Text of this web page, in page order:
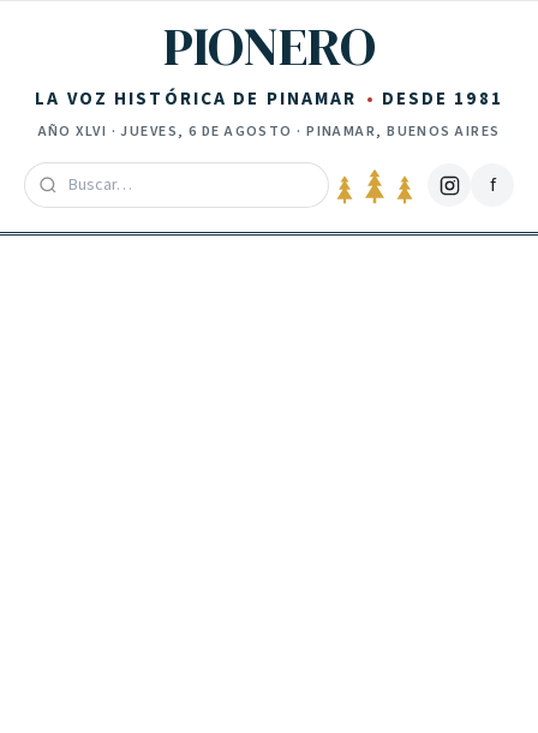
PIONERO
LA VOZ HISTÓRICA DE PINAMAR DESDE 1981
AÑOXLVI ·JUEVES, 6 DE AGOSTO · PINAMAR, BUENOS AIRES
f